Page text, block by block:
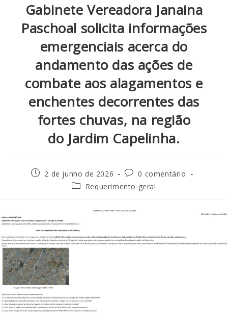
Gabinete Vereadora Janaina
Paschoal solicita informações
emergenciais acerca do
andamento das ações de
combate aos alagamentos e
enchentes decorrentes das
fortes chuvas, na região
do Jardim Capelinha.
2 de junho de 2026
0 comentário
Requerimento geral